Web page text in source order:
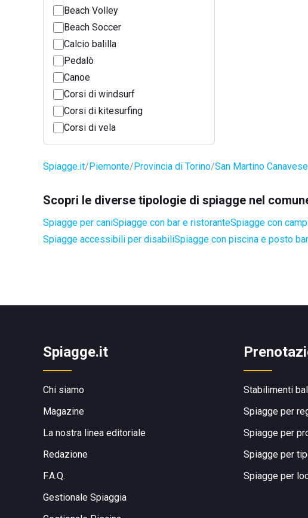
Beach Volley
Beach Soccer
Calcio balilla
Pedalò
Canoe
Corsi di windsurf
Corsi di kitesurfing
Corsi di vela
Spiagge.it Piemonte Provincia di Torino San Martino Canavese
Scopri le diverse tipologie di spiagge nel
Spiagge per caniSpiagge con bar e ristoranteSpiagge con
Spiagge accessibili per disabiliSpiagge con piscina e posto
Spiagge.it
Chi siamo
Magazine
La nostra linea editoriale
Redazione
F.A.Q.
Gestionale Spiaggia
Stabilimenti
Spiagge per
Spiagge per
Spiagge per
Spiagge per